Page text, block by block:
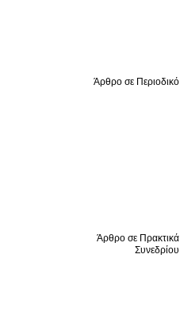
Άρθρο σε Περιοδικό
Άρθρο σε Πρακτικά
Συνεδρίου